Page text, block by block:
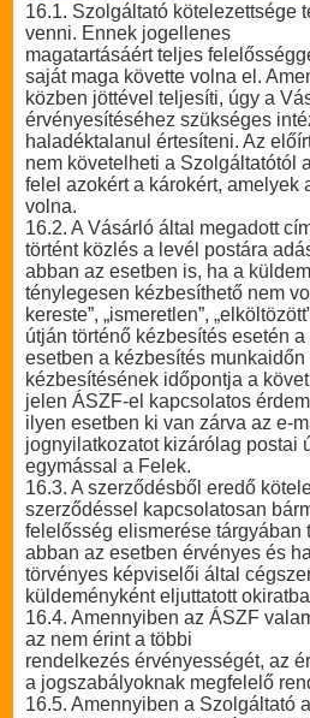
16.1. Szolgáltató kötelezettsége
venni. Ennek jogellenes
magatartásáért teljes
saját maga követte volna el.
közben jöttével teljesíti, úgy a
érvényesítéséhez szükséges
haladéktalanul értesíteni. Az
nem követelheti a Szolgáltatótól
felel azokért a károkért, amelyek
volna.
16.2. A Vásárló által megadott
történt közlés a levél postára
abban az esetben is, ha a
ténylegesen kézbesíthető nem
kereste”, „ismeretlen”,
útján történő kézbesítés esetén
esetben a kézbesítés
kézbesítésének időpontja a
jelen ÁSZF-el kapcsolatos
ilyen esetben ki van zárva az e-
jognyilatkozatot kizárólag postai
egymással a Felek.
16.3. A szerződésből eredő
szerződéssel kapcsolatosan
felelősség elismerése
abban az esetben érvényes és
törvényes képviselői által
küldeményként eljuttatott
16.4. Amennyiben az ÁSZF
az nem érint a többi
rendelkezés érvényességét, az
a jogszabályoknak megfelelő
16.5. Amennyiben a Szolgáltató